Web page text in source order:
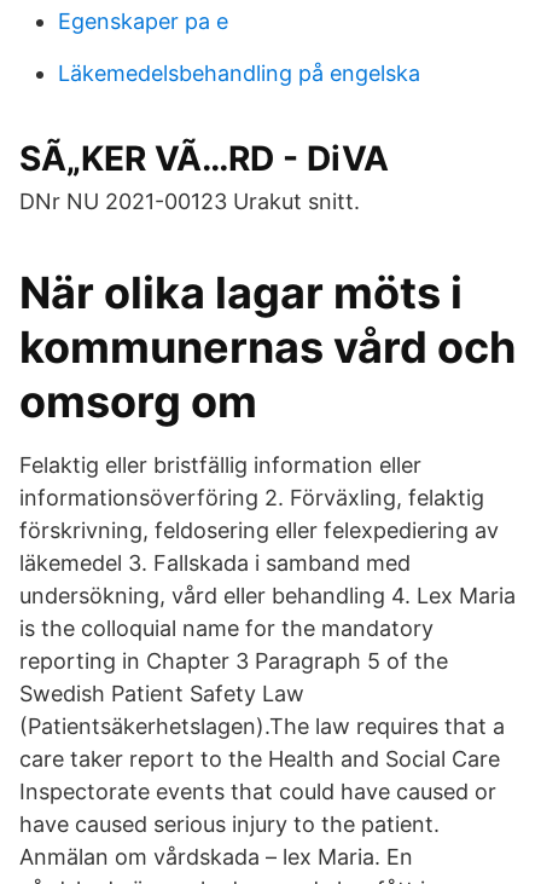
Egenskaper pa e
Läkemedelsbehandling på engelska
SÃ„KER VÃ…RD - DiVA
DNr NU 2021-00123 Urakut snitt.
När olika lagar möts i
kommunernas vård och
omsorg om
Felaktig eller bristfällig information eller
informationsöverföring 2. Förväxling, felaktig
förskrivning, feldosering eller felexpediering av
läkemedel 3. Fallskada i samband med
undersökning, vård eller behandling 4. Lex Maria
is the colloquial name for the mandatory
reporting in Chapter 3 Paragraph 5 of the
Swedish Patient Safety Law
(Patientsäkerhetslagen).The law requires that a
care taker report to the Health and Social Care
Inspectorate events that could have caused or
have caused serious injury to the patient.
Anmälan om vårdskada – lex Maria. En